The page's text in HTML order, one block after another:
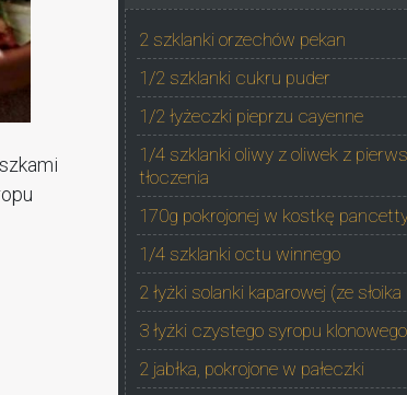
2 szklanki orzechów pekan
1/2 szklanki cukru puder
1/2 łyżeczki pieprzu cayenne
1/4 szklanki oliwy z oliwek z
tłoczenia
170g pokrojonej w kostkę
1/4 szklanki octu winnego
2 łyżki solanki kaparowej (ze
3 łyżki czystego syropu klonowego
2 jabłka, pokrojone w pałeczki